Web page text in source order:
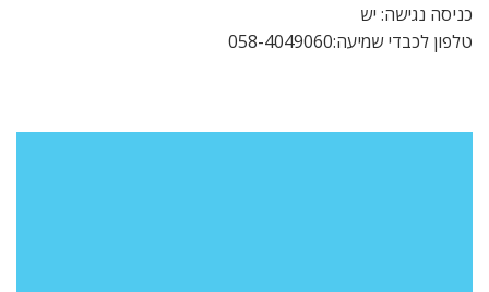
כניסה נגישה: יש
טלפון לכבדי שמיעה:058-4049060